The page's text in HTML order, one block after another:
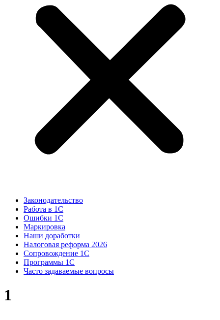
Законодательство
Работа в 1С
Ошибки 1С
Маркировка
Наши доработки
Налоговая реформа 2026
Сопровождение 1С
Программы 1С
Часто задаваемые вопросы
1